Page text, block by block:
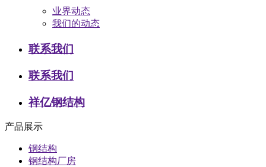
业界动态
我们的动态
联系我们
联系我们
祥亿钢结构
产品展示
钢结构
钢结构厂房